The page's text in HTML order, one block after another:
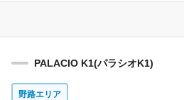
PALACIO K1(パラシオK1)
野路エリア